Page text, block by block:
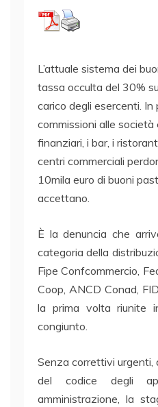
L’attuale sistema dei
tassa occulta del 30%
carico degli esercenti. In
commissioni alle
finanziari, i bar, i
centri commerciali
10mila euro di buoni
accettano.
È la denuncia che
categoria della
Fipe Confcommercio,
Coop, ANCD Conad,
la prima volta riunite
congiunto.
Senza correttivi urgenti,
del codice degli
amministrazione, la